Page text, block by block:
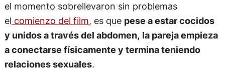
el momento sobrellevaron sin problemas
el comienzo del film, es que pese a estar cocidos
y unidos a través del abdomen, la pareja empieza
a conectarse físicamente y termina teniendo
relaciones sexuales.